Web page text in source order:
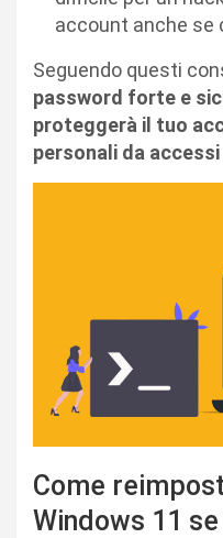
account anche se
Seguendo questi
password forte e
proteggerà il tuo
personali da
Come
Windows 11